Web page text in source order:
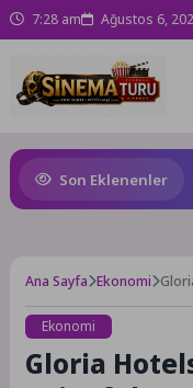
7:28 am Ağustos 6,
Son Eklenenler
Cup Heyecanı Paris’te
Ana Sayfa Ekonomi
Ekonomi
Gloria